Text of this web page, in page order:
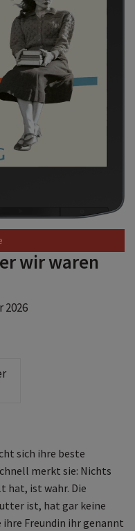
wir waren
2026
sich ihre beste
merkt sie: Nichts
hat, ist wahr. Die
ist, hat gar keine
ihre Freundin ihr genannt